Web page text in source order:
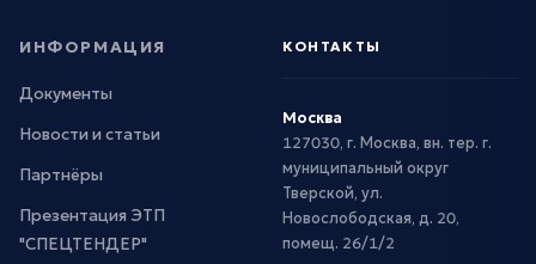
ИНФОРМАЦИЯ
Документы
Новости и статьи
Партнёры
Презентация ЭТП
"СПЕЦТЕНДЕР"
КОНТАКТЫ
Москва
127030, г. Москва, вн. тер. г.
муниципальный округ
Тверской, ул.
Новослободская, д. 20,
помещ. 26/1/2